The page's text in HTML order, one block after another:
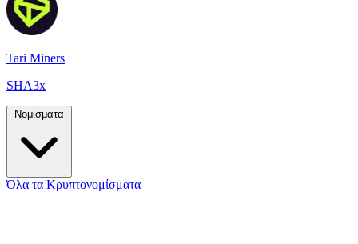
Tari Miners
SHA3x
Νομίσματα
Όλα τα Κρυπτονομίσματα